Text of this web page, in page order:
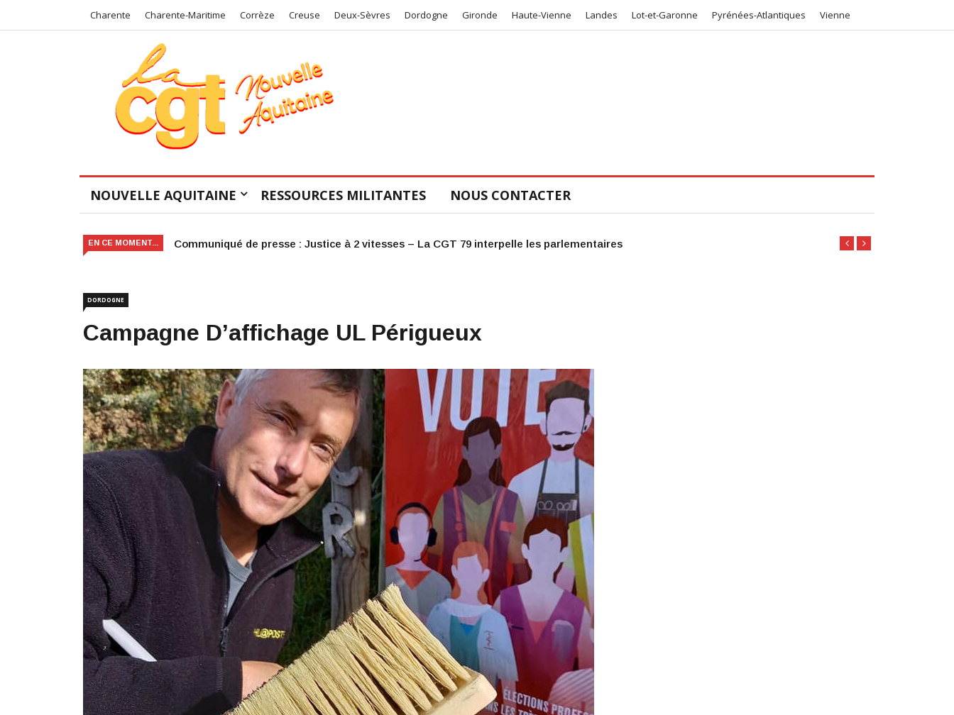
Charente Charente-Maritime Corrèze Creuse Deux-Sèvres Dordogne Gironde Haute-Vienne Landes Lot-et-Garonne Pyrénées-Atlantiques Vienne
NOUVELLE AQUITAINE RESSOURCES MILITANTES NOUS CONTACTER
EN CE MOMENT... Victoire judiciaire pour le COS de la CGT 47
DORDOGNE
Campagne D’affichage UL Périgueux